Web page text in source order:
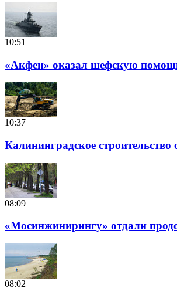
10:51
«Акфен» оказал шефскую
10:37
Калининградское
08:09
«Мосинжинирингу» отдали
08:02